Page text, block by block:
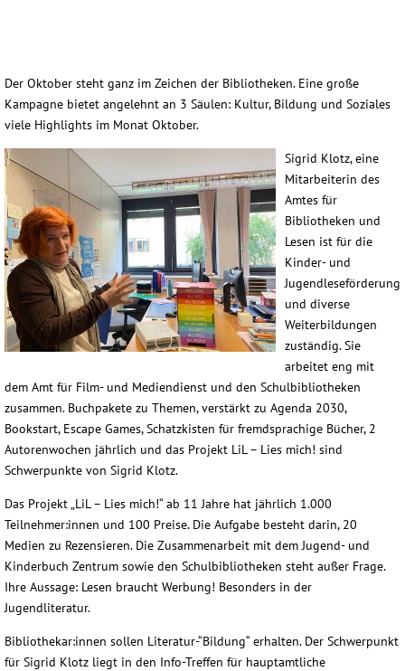
Der Oktober steht ganz im Zeichen der Bibliotheken. Eine große
Kampagne bietet angelehnt an 3 Säulen: Kultur, Bildung und Soziales
viele Highlights im Monat Oktober.
Sigrid Klotz, eine
Mitarbeiterin des
Amtes für
Bibliotheken und
Lesen ist für die
Kinder- und
Jugendleseförderung
und diverse
Weiterbildungen
zuständig. Sie
arbeitet eng mit
dem Amt für Film- und Mediendienst und den Schulbibliotheken
zusammen. Buchpakete zu Themen, verstärkt zu Agenda 2030,
Bookstart, Escape Games, Schatzkisten für fremdsprachige Bücher, 2
Autorenwochen jährlich und das Projekt LiL – Lies mich! sind
Schwerpunkte von Sigrid Klotz.
Das Projekt „LiL – Lies mich!“ ab 11 Jahre hat jährlich 1.000
Teilnehmer:innen und 100 Preise. Die Aufgabe besteht darin, 20
Medien zu Rezensieren. Die Zusammenarbeit mit dem Jugend- und
Kinderbuch Zentrum sowie den Schulbibliotheken steht außer Frage.
Ihre Aussage: Lesen braucht Werbung! Besonders in der
Jugendliteratur.
Bibliothekar:innen sollen Literatur-“Bildung“ erhalten. Der Schwerpunkt
für Sigrid Klotz liegt in den Info-Treffen für hauptamtliche